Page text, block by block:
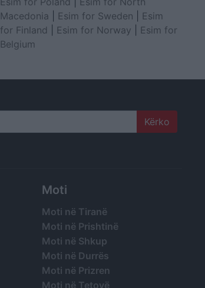
Macedonia
Esim for Sweden
Esim
for Finland
Esim for Norway
Esim for
Belgium
Moti
Moti në Tiranë
Moti në Prishtinë
Moti në Shkup
Moti në Durrës
Moti në Prizren
Moti në Tetovë